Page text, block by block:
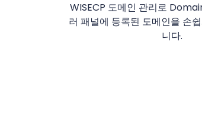
WISECP 도메인 관리로
러 패널에 등록된 도메인을 손
니다.